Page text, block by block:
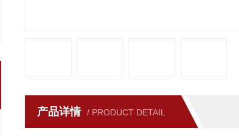
产品详情 / PRODUCT DETAIL